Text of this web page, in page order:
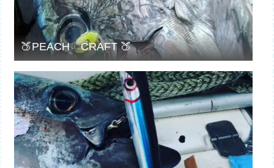
🍑PEACH CRAFT 🍑